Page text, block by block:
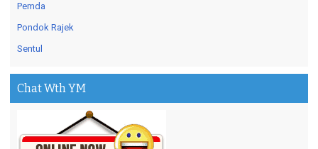
Pemda
Pondok Rajek
Sentul
Chat Wth YM